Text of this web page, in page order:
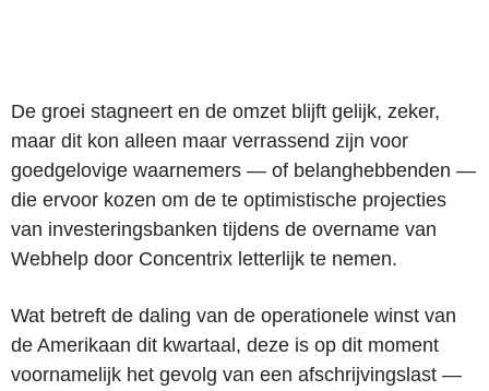
De groei stagneert en de omzet blijft gelijk, zeker,
maar dit kon alleen maar verrassend zijn voor
goedgelovige waarnemers — of belanghebbenden —
die ervoor kozen om de te optimistische projecties
van investeringsbanken tijdens de overname van
Webhelp door Concentrix letterlijk te nemen.
Wat betreft de daling van de operationele winst van
de Amerikaan dit kwartaal, deze is op dit moment
voornamelijk het gevolg van een afschrijvingslast —